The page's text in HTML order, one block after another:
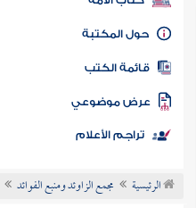
كتاب الأمة
المكتبة
الكتب
موضوعي
تراجم الأعلام
الرئيسية مجمع الزاوئد ومنبع الفوائد